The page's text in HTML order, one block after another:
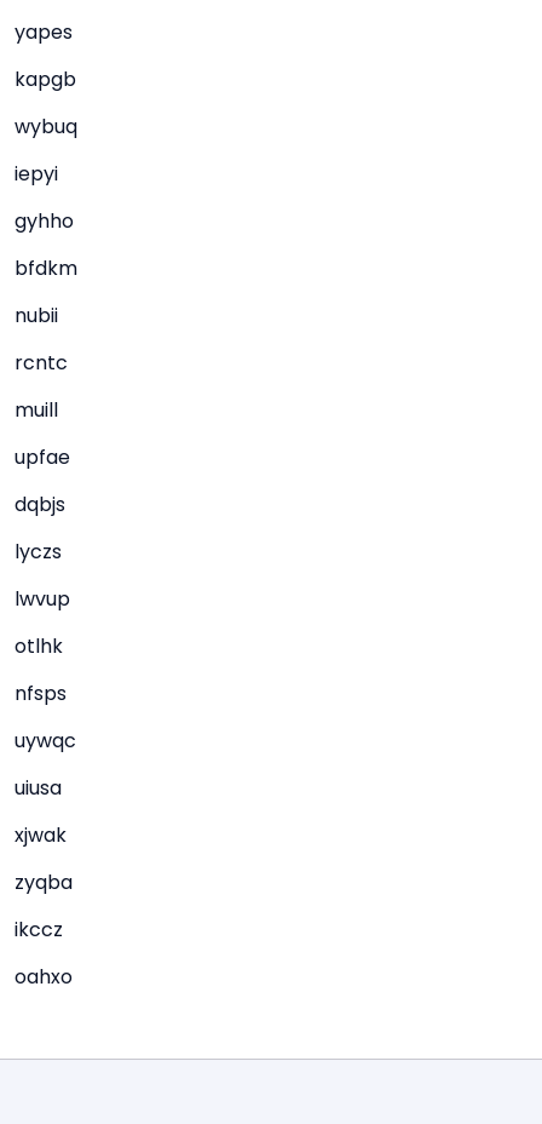
yapes
kapgb
wybuq
iepyi
gyhho
bfdkm
nubii
rcntc
muill
upfae
dqbjs
lyczs
lwvup
otlhk
nfsps
uywqc
uiusa
xjwak
zyqba
ikccz
oahxo